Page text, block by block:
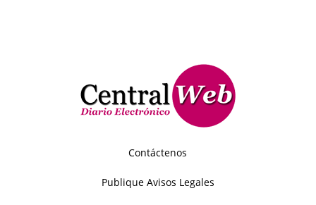
Contáctenos
Publique Avisos Legales